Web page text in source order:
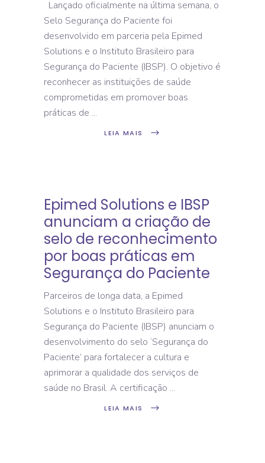
Lançado oficialmente na última semana, o
Selo Segurança do Paciente foi
desenvolvido em parceria pela Epimed
Solutions e o Instituto Brasileiro para
Segurança do Paciente (IBSP). O objetivo é
reconhecer as instituições de saúde
comprometidas em promover boas
práticas de
LEIA MAIS
Epimed Solutions e IBSP
anunciam a criação de
selo de reconhecimento
por boas práticas em
Segurança do Paciente
Parceiros de longa data, a Epimed
Solutions e o Instituto Brasileiro para
Segurança do Paciente (IBSP) anunciam o
desenvolvimento do selo ‘Segurança do
Paciente’ para fortalecer a cultura e
aprimorar a qualidade dos serviços de
saúde no Brasil. A certificação
LEIA MAIS